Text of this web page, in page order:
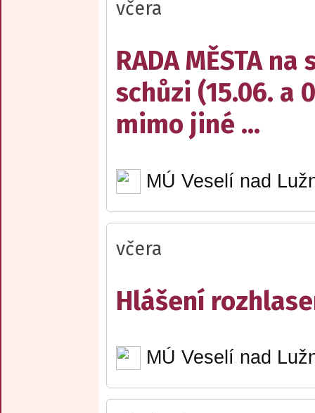
včera
RADA MĚSTA na
schůzi (15.06. a
mimo jiné ...
MÚ Veselí nad
včera
Hlášení
MÚ Veselí nad